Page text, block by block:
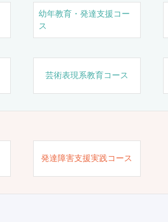
幼年教育・発達支援コー
ス
芸術表現系教育コース
発達障害支援実践コース